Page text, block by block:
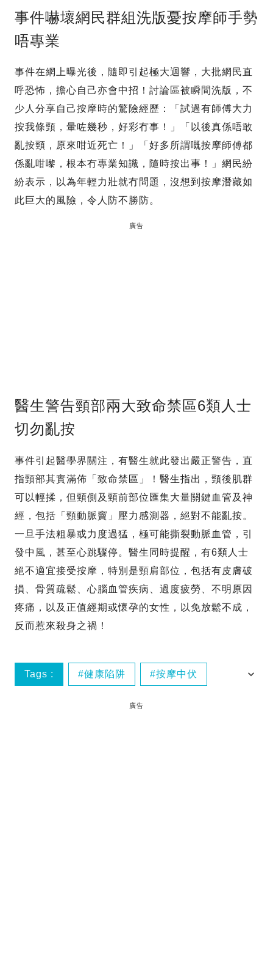
事件嚇壞網民群組洗版憂按摩師手勢
唔專業
事件在網上曝光後，隨即引起極大迴響，大批網民直
呼恐怖，擔心自己亦會中招！討論區被瞬間洗版，不
少人分享自己按摩時的驚險經歷：「試過有師傅大力
按我條頸，暈咗幾秒，好彩冇事！」「以後真係唔敢
亂按頸，原來咁近死亡！」「好多所謂嘅按摩師傅都
係亂咁嚟，根本冇專業知識，隨時按出事！」網民紛
紛表示，以為年輕力壯就冇問題，沒想到按摩潛藏如
此巨大的風險，令人防不勝防。
廣告
醫生警告頸部兩大致命禁區6類人士
切勿亂按
事件引起醫學界關注，有醫生就此發出嚴正警告，直
指頸部其實滿佈「致命禁區」！醫生指出，頸後肌群
可以輕揉，但頸側及頸前部位匯集大量關鍵血管及神
經，包括「頸動脈竇」壓力感測器，絕對不能亂按。
一旦手法粗暴或力度過猛，極可能撕裂動脈血管，引
發中風，甚至心跳驟停。醫生同時提醒，有6類人士
絕不適宜接受按摩，特別是頸肩部位，包括有皮膚破
損、骨質疏鬆、心腦血管疾病、過度疲勞、不明原因
疼痛，以及正值經期或懷孕的女性，以免放鬆不成，
反而惹來殺身之禍！
Tags : 健康陷阱 按摩中伏
廣告